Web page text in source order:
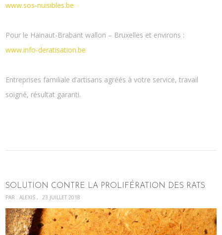
www.sos-nuisibles.be
Pour le Hainaut-Brabant wallon – Bruxelles et environs :
www.info-deratisation.be
Entreprises familiale d’artisans agréés à votre service, travail
soigné, résultat garanti.
SOLUTION CONTRE LA PROLIFÉRATION DES RATS
PAR :ALEXIS 23 JUILLET 2018